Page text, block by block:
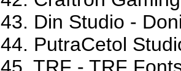
43. Din Studio -
44. PutraCetol